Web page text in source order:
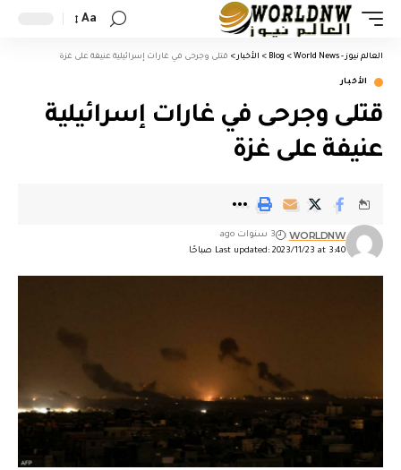
Aa
العالم نيوز - World News >
Blog
> الأخبار > قتلى وجرحى في غارات إسرائيلية عنيفة على غزة
الأخبار
قتلى وجرحى في غارات إسرائيلية
عنيفة على غزة
Last updated: 2023/11/23 at 3:40 صباحًا
WORLDNW 3 سنوات ago